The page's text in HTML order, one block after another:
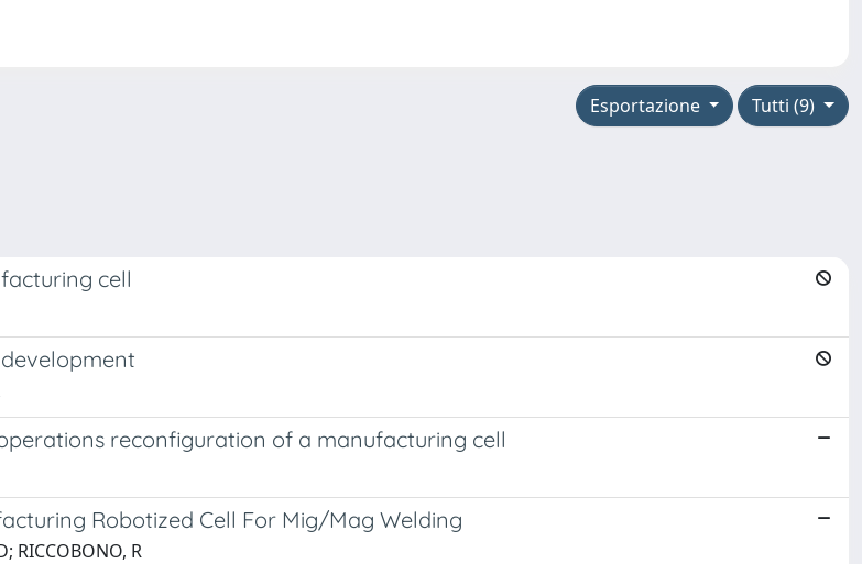
Tutti (9)
Esportazione
cell
reconfiguration of a manufacturing cell
Robotized Cell For Mig/Mag Welding
RICCOBONO, R